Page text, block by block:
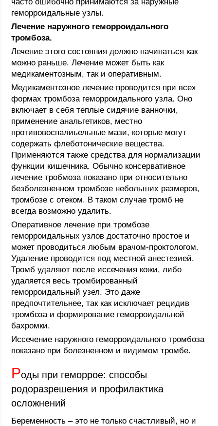
геморроидальные узлы.
Лечение наружного геморроидального
тромбоза.
Лечение этого состояния должно начинаться как
можно раньше. Лечение может быть как
медикаментозным, так и оперативным.
Медикаментозное лечение проводится при всех
формах тромбоза геморроидального узла. Оно
включает в себя теплые сидячие ванночки,
применение анальгетиков, местно
противовоспалиьельные мази, которые могут
содержать флеботонические вещества.
Применяются также средства для нормализации
функции кишечника. Обычно консервативное
лечение тробмоза показано при относительно
безболезненном тромбозе небольших размеров,
тромбозе с отеком. В таком случае тромб не
всегда возможно удалить.
Оперативное лечение при тромбозе
геморроидальных узлов достаточно простое и
может проводиться любым врачом-проктологом.
Удаление проводится под местной анестезией.
Тромб удаляют после иссечения кожи, либо
удаляется весь тромбированный
геморроидальный узел. Это даже
предпочтительнее, так как исключает рецидив
тромбоза и формирование геморроидальной
бахромки.
Иссечение наружного геморроидального тромбоза
показано при болезненном и видимом тромбе.
Роды при геморрое: способы
родоразрешения и профилактика
осложнений
Беременность – это не только счастливый, но и